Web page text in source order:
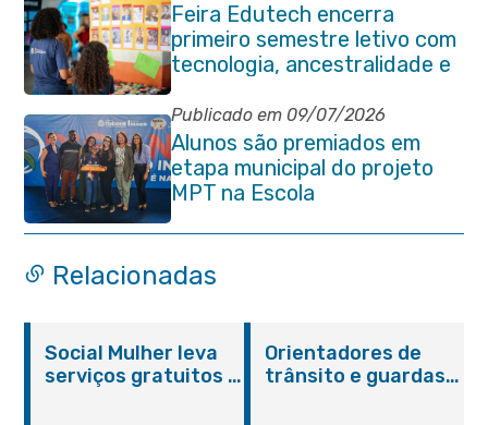
Feira Edutech encerra
primeiro semestre letivo com
tecnologia, ancestralidade e
protagonismo estudantil em
Itaboraí
Publicado em 09/07/2026
Alunos são premiados em
etapa municipal do projeto
MPT na Escola
Relacionadas
Social Mulher leva
serviços gratuitos à
Orientadores de
trânsito e guardas